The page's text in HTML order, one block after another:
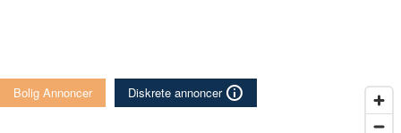
Bolig Annoncer Diskrete annoncer